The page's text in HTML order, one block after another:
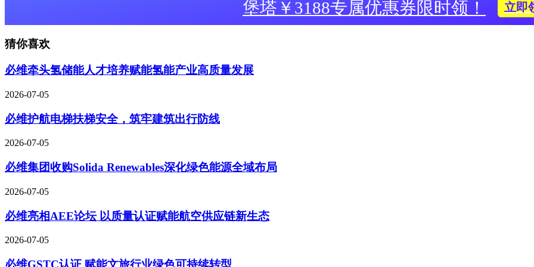
堡塔￥3188专属优惠券限时领！ 立即
猜你喜欢
必维牵头氢储能人才培养赋能氢能产业高质量发展
2026-07-05
必维护航电梯扶梯安全，筑牢建筑出行防线
2026-07-05
必维集团收购Solida Renewables深化绿色能源全域布局
2026-07-05
必维亮相AEE论坛 以质量认证赋能航空供应链新生态
2026-07-05
必维GSTC认证 赋能文旅行业绿色可持续转型